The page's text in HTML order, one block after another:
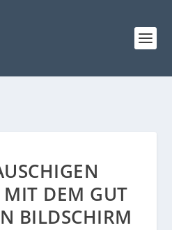
DEM GUT
BILDSCHIRM